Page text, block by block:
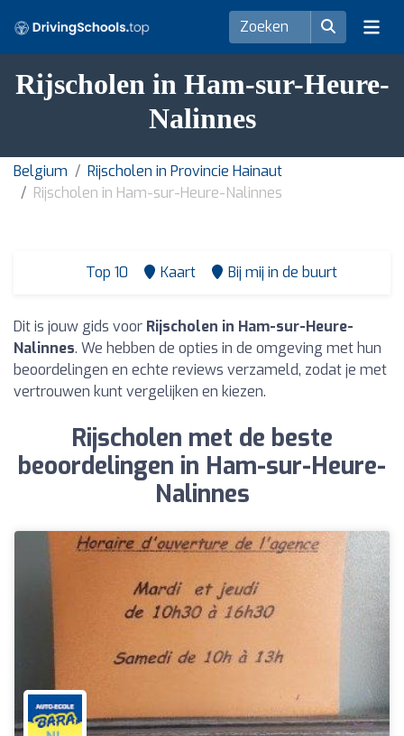
Rijscholen in Ham-sur-Heure-
Nalinnes
Belgium
Rijscholen in Provincie Hainaut
Rijscholen in Ham-sur-Heure-Nalinnes
Top 10 Kaart Bij mij in de buurt
Dit is jouw gids voor Rijscholen in Ham-sur-Heure-
Nalinnes. We hebben de opties in de omgeving met hun
beoordelingen en echte reviews verzameld, zodat je met
vertrouwen kunt vergelijken en kiezen.
Rijscholen met de beste
beoordelingen in Ham-sur-Heure-
Nalinnes